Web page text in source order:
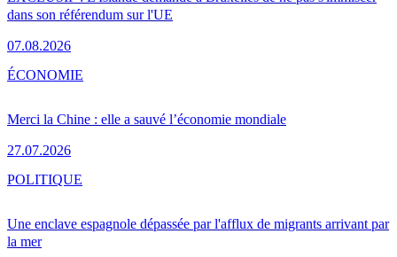
dans son référendum sur l'UE
07.08.2026
Merci la Chine : elle a sauvé l’économie mondiale
27.07.2026
ÉCONOMIE
Une enclave espagnole dépassée par l'afflux de migrants arrivant par
la mer
POLITIQUE